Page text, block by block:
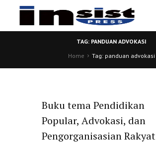
TAG: PANDUAN ADVOKASI
Home
Tag: panduan advokasi
Buku tema Pendidikan
Popular, Advokasi, dan
Pengorganisasian Rakyat